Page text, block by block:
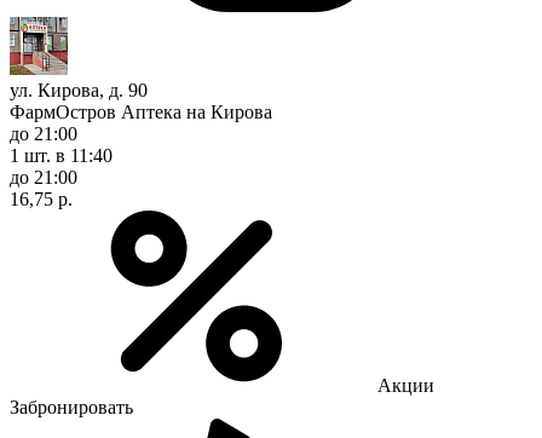
ул. Кирова, д. 90
ФармОстров Аптека на Кирова
до 21:00
1 шт. в 11:40
до 21:00
16,75 р.
Акции
Забронировать